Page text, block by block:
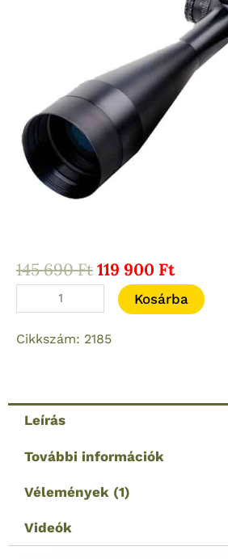
145 690FtOriginal
price
was:
145
119 900 FtCurrent
price
is:
10-
40x56
Céltávcső
Lövészet
Új
Mércéje
Kosárba
Cikkszám: 2185
Leírás
További információk
Vélemények (1)
Videók